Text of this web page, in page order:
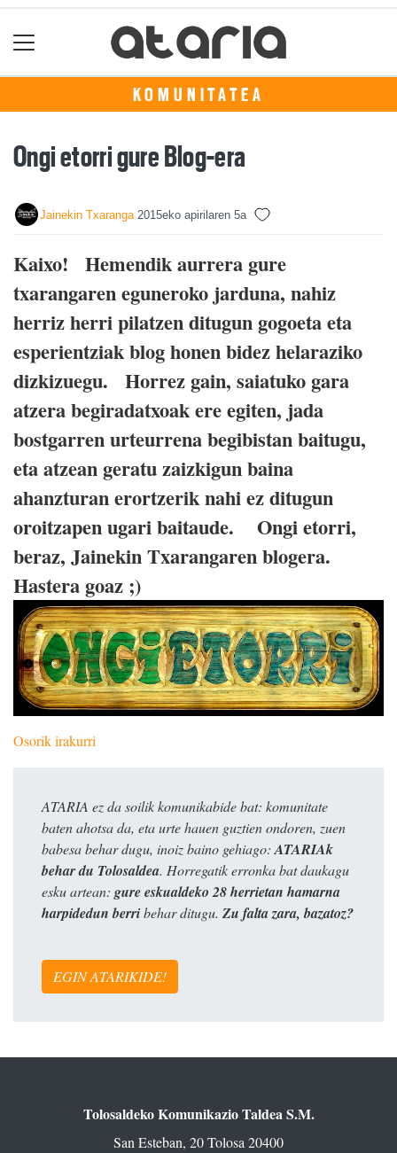
KOMUNITATEA
Ongi etorri gure Blog-era
Jainekin Txaranga 2015eko apirilaren 5a
Kaixo! Hemendik aurrera gure
txarangaren eguneroko jarduna, nahiz
herriz herri pilatzen ditugun gogoeta eta
esperientziak blog honen bidez helaraziko
dizkizuegu. Horrez gain, saiatuko gara
atzera begiradatxoak ere egiten, jada
bostgarren urteurrena begibistan baitugu,
eta atzean geratu zaizkigun baina
ahanzturan erortzerik nahi ez ditugun
oroitzapen ugari baitaude. Ongi etorri,
beraz, Jainekin Txarangaren blogera.
Hastera goaz ;)
Osorik irakurri
ATARIA ez da soilik komunikabide bat: komunitate
baten ahotsa da, eta urte hauen guztien ondoren, zuen
babesa behar dugu, inoiz baino gehiago: ATARIAk
behar du Tolosaldea. Horregatik erronka bat daukagu
esku artean: gure eskualdeko 28 herrietan hamarna
harpidedun berribehar ditugu. Zu falta zara, bazatoz?
EGIN ATARIKIDE!
Tolosaldeko Komunikazio Taldea S.M.
San Esteban, 20 Tolosa 20400